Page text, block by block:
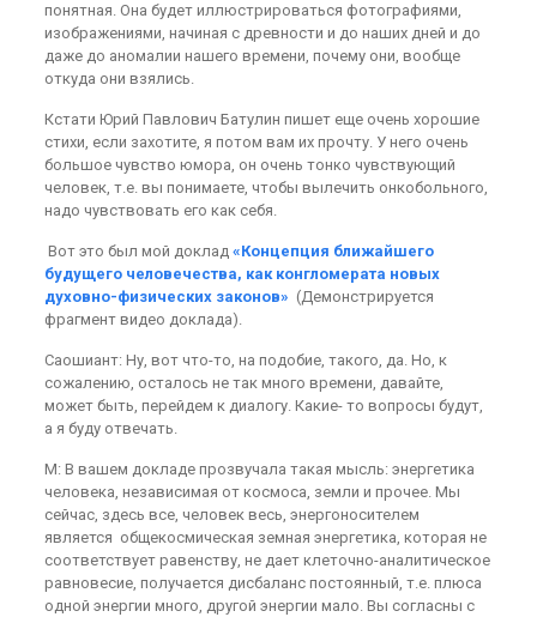
понятная. Она будет иллюстрироваться фотографиями,
изображениями, начиная с древности и до наших дней и до
даже до аномалии нашего времени, почему они, вообще
откуда они взялись.
Кстати Юрий Павлович Батулин пишет еще очень хорошие
стихи, если захотите, я потом вам их прочту. У него очень
большое чувство юмора, он очень тонко чувствующий
человек, т.е. вы понимаете, чтобы вылечить онкобольного,
надо чувствовать его как себя.
Вот это был мой доклад «Концепция ближайшего
будущего человечества, как конгломерата новых
духовно-физических законов» (Демонстрируется
фрагмент видео доклада).
Саошиант: Ну, вот что-то, на подобие, такого, да. Но, к
сожалению, осталось не так много времени, давайте,
может быть, перейдем к диалогу. Какие- то вопросы будут,
а я буду отвечать.
М: В вашем докладе прозвучала такая мысль: энергетика
человека, независимая от космоса, земли и прочее. Мы
сейчас, здесь все, человек весь, энергоносителем
является общекосмическая земная энергетика, которая не
соответствует равенству, не дает клеточно-аналитическое
равновесие, получается дисбаланс постоянный, т.е. плюса
одной энергии много, другой энергии мало. Вы согласны с